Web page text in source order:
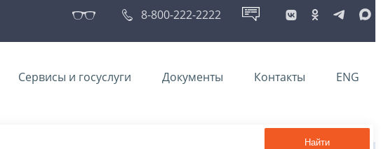
8-800-222-2222
Сервисы и госуслуги Документы Контакты ENG
Найти